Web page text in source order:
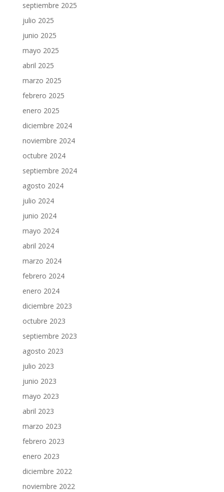
septiembre 2025
julio 2025
junio 2025
mayo 2025
abril 2025
marzo 2025
febrero 2025
enero 2025
diciembre 2024
noviembre 2024
octubre 2024
septiembre 2024
agosto 2024
julio 2024
junio 2024
mayo 2024
abril 2024
marzo 2024
febrero 2024
enero 2024
diciembre 2023
octubre 2023
septiembre 2023
agosto 2023
julio 2023
junio 2023
mayo 2023
abril 2023
marzo 2023
febrero 2023
enero 2023
diciembre 2022
noviembre 2022